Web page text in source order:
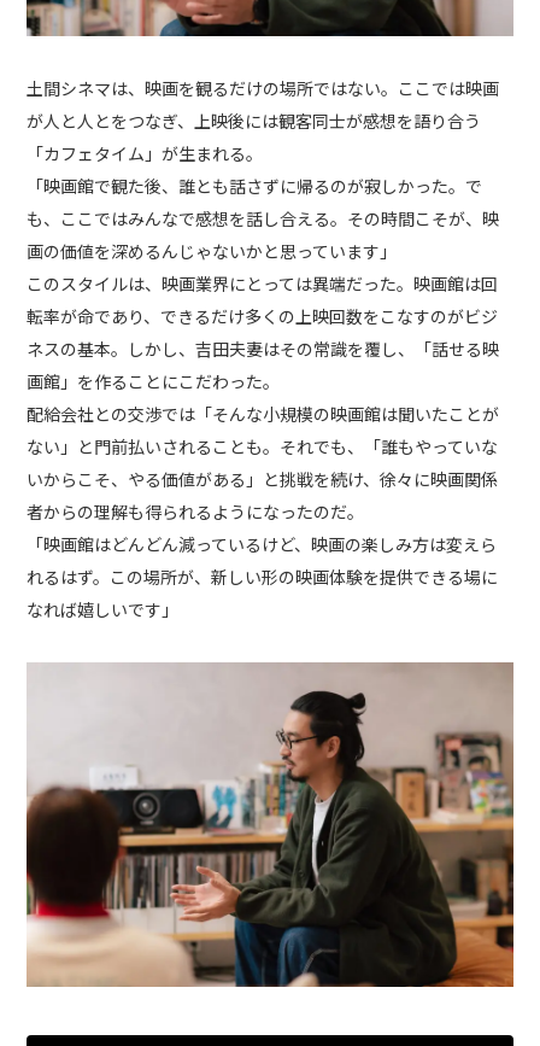
土間シネマは、映画を観るだけの場所ではない。ここでは映画
が人と人とをつなぎ、上映後には観客同士が感想を語り合う
「カフェタイム」が生まれる。
「映画館で観た後、誰とも話さずに帰るのが寂しかった。で
も、ここではみんなで感想を話し合える。その時間こそが、映
画の価値を深めるんじゃないかと思っています」
このスタイルは、映画業界にとっては異端だった。映画館は回
転率が命であり、できるだけ多くの上映回数をこなすのがビジ
ネスの基本。しかし、吉田夫妻はその常識を覆し、「話せる映
画館」を作ることにこだわった。
配給会社との交渉では「そんな小規模の映画館は聞いたことが
ない」と門前払いされることも。それでも、「誰もやっていな
いからこそ、やる価値がある」と挑戦を続け、徐々に映画関係
者からの理解も得られるようになったのだ。
「映画館はどんどん減っているけど、映画の楽しみ方は変えら
れるはず。この場所が、新しい形の映画体験を提供できる場に
なれば嬉しいです」